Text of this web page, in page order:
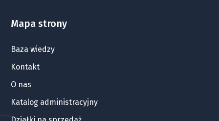
Mapa strony
Baza wiedzy
Kontakt
O nas
Katalog administracyjny